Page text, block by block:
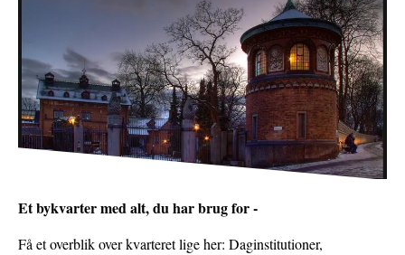
Et bykvarter med alt, du har brug for -
Få et overblik over kvarteret lige her: Daginstitutioner,